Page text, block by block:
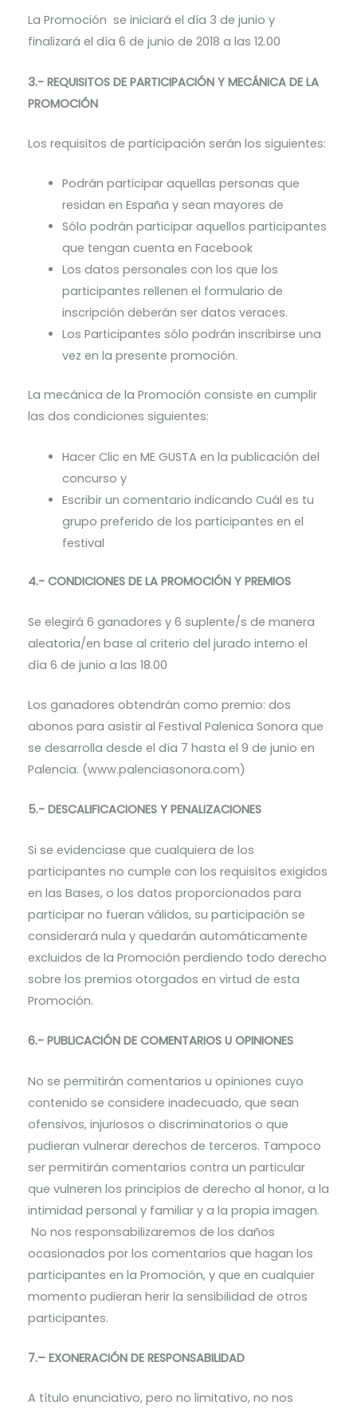
La Promoción se iniciará el día 3 de junio y
finalizará el día 6 de junio de 2018 a las 12.00
3.- REQUISITOS DE PARTICIPACIÓN Y MECÁNICA DE LA
PROMOCIÓN
Los requisitos de participación serán los siguientes:
Podrán participar aquellas personas que
residan en España y sean mayores de
Sólo podrán participar aquellos participantes
que tengan cuenta en Facebook
Los datos personales con los que los
participantes rellenen el formulario de
inscripción deberán ser datos veraces.
Los Participantes sólo podrán inscribirse una
vez en la presente promoción.
La mecánica de la Promoción consiste en cumplir
las dos condiciones siguientes:
Hacer Clic en ME GUSTA en la publicación del
concurso y
Escribir un comentario indicando Cuál es tu
grupo preferido de los participantes en el
festival
4.- CONDICIONES DE LA PROMOCIÓN Y PREMIOS
Se elegirá 6 ganadores y 6 suplente/s de manera
aleatoria/en base al criterio del jurado interno el
día 6 de junio a las 18.00
Los ganadores obtendrán como premio: dos
abonos para asistir al Festival Palenica Sonora que
se desarrolla desde el día 7 hasta el 9 de junio en
Palencia. (www.palenciasonora.com)
5.- DESCALIFICACIONES Y PENALIZACIONES
Si se evidenciase que cualquiera de los
participantes no cumple con los requisitos exigidos
en las Bases, o los datos proporcionados para
participar no fueran válidos, su participación se
considerará nula y quedarán automáticamente
excluidos de la Promoción perdiendo todo derecho
sobre los premios otorgados en virtud de esta
Promoción.
6.- PUBLICACIÓN DE COMENTARIOS U OPINIONES
No se permitirán comentarios u opiniones cuyo
contenido se considere inadecuado, que sean
ofensivos, injuriosos o discriminatorios o que
pudieran vulnerar derechos de terceros. Tampoco
ser permitirán comentarios contra un particular
que vulneren los principios de derecho al honor, a la
intimidad personal y familiar y a la propia imagen.
No nos responsabilizaremos de los daños
ocasionados por los comentarios que hagan los
participantes en la Promoción, y que en cualquier
momento pudieran herir la sensibilidad de otros
participantes.
7.– EXONERACIÓN DE RESPONSABILIDAD
A título enunciativo, pero no limitativo, no nos